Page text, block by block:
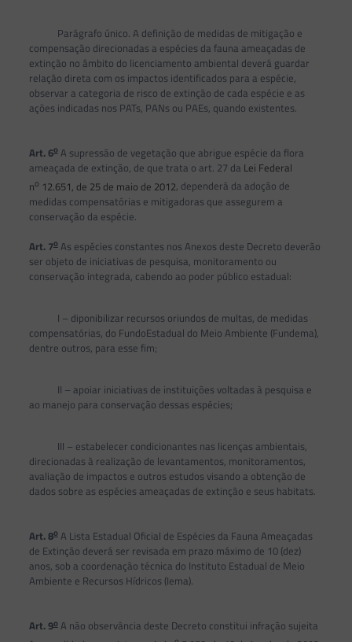
Parágrafo único. A definição de medidas de mitigação e
compensação direcionadas a espécies da fauna ameaçadas de
extinção no âmbito do licenciamento ambiental deverá guardar
relação direta com os impactos identificados para a espécie,
observar a categoria de risco de extinção de cada espécie e as
ações indicadas nos PATs, PANs ou PAEs, quando existentes.
Art. 6oA supressão de vegetação que abrigue espécie da flora
ameaçada de extinção, de que trata o art. 27 da Lei Federal
no 12.651, de 25 de maio de 2012, dependerá da adoção de
medidas compensatórias e mitigadoras que assegurem a
conservação da espécie.
Art. 7oAs espécies constantes nos Anexos deste Decreto deverão
ser objeto de iniciativas de pesquisa, monitoramento ou
conservação integrada, cabendo ao poder público estadual:
I – diponibilizar recursos oriundos de multas, de medidas
compensatórias, do FundoEstadual do Meio Ambiente (Fundema),
dentre outros, para esse fim;
II – apoiar iniciativas de instituições voltadas à pesquisa e
ao manejo para conservação dessas espécies;
III – estabelecer condicionantes nas licenças ambientais,
direcionadas à realização de levantamentos, monitoramentos,
avaliação de impactos e outros estudos visando a obtenção de
dados sobre as espécies ameaçadas de extinção e seus habitats.
Art. 8oA Lista Estadual Oficial de Espécies da Fauna Ameaçadas
de Extinção deverá ser revisada em prazo máximo de 10 (dez)
anos, sob a coordenação técnica do Instituto Estadual de Meio
Ambiente e Recursos Hídricos (Iema).
Art. 9oA não observância deste Decreto constitui infração sujeita